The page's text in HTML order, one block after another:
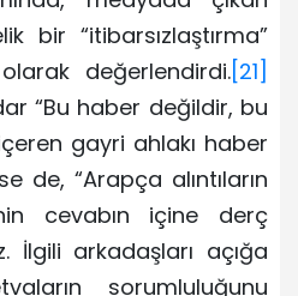
bir “itibarsızlaştırma”
değerlendirdi. [21]
“Bu haber değildir, bu
gayri ahlakı haber
de, “Arapça alıntıların
cevabın içine derç
İlgili arkadaşları açığa
sorumluluğunu